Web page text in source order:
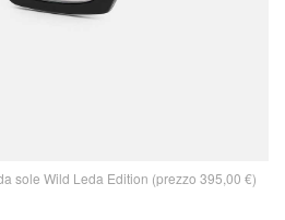
sole Wild Leda Edition (prezzo 395,00 €)